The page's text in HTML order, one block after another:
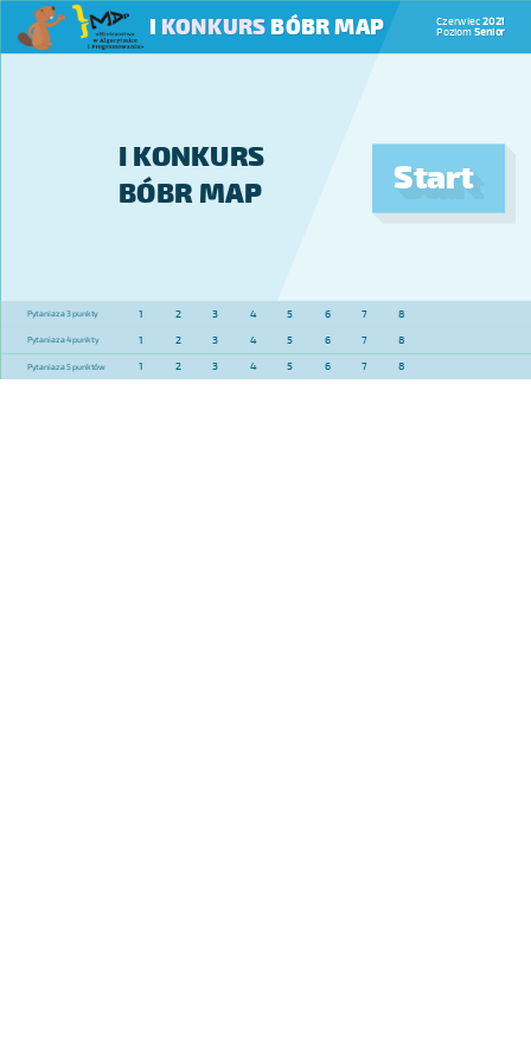
Czerwiec2021
PoziomSenior
I KONKURS BÓBR MAP
I KONKURS
BÓBR MAP Start
Pytania za 3 punkty 1 2 3 4 5 6 7 8
Pytania za 4 punkty 1 2 3 4 5 6 7 8
Pytania za 5 punktów 1 2 3 4 5 6 7 8